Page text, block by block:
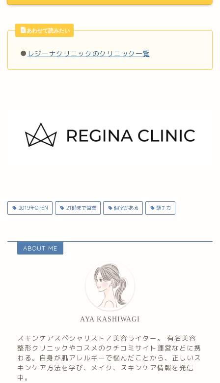
あわせて読みたい
● レジーナクリニックのクリニック一覧
2019年OPEN 21時まで営業 個室がある 駅チカ
ABOUT ME
AYA KASHIWAGI
スキンケアスペシャリスト／美容ライター。 有名美容
整形クリニックやコスメのクチコミサイト運営などに携
わる。自身が肌アレルギーで悩んだことから、正しいス
キンケア方法を学び、メイク、スキンケア情報を発信
中。